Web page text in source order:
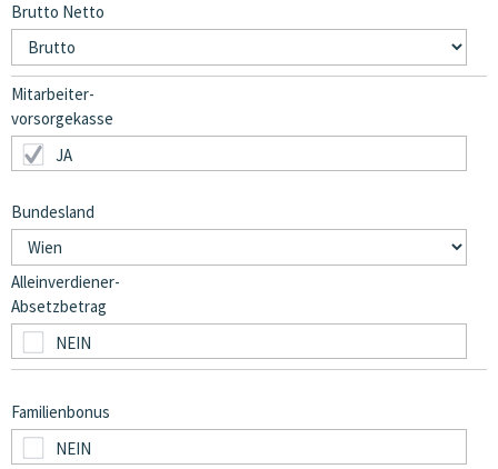
Brutto Netto
Mitarbeiter-
vorsorgekasse
Bundesland
Alleinverdiener-
Absetzbetrag
Familienbonus